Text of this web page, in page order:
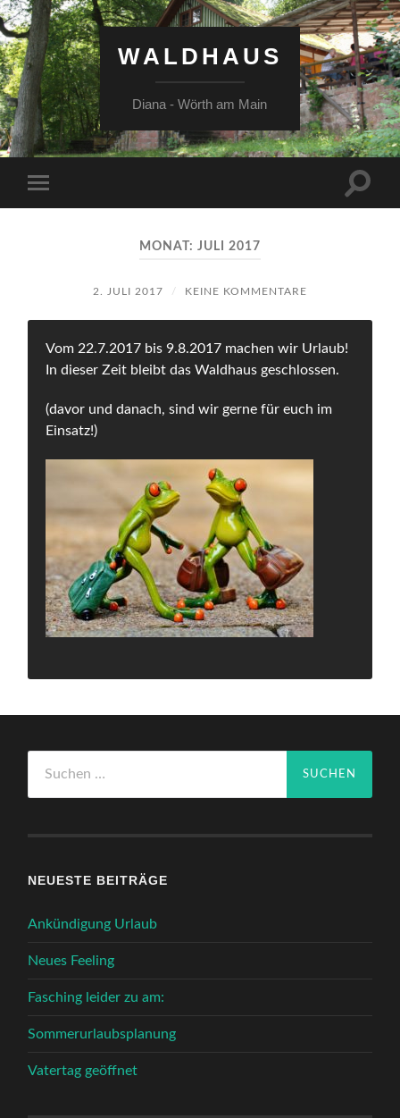
WALDHAUS
Diana - Wörth am Main
Menü
MONAT: JULI 2017
2. JULI 2017 / KEINE KOMMENTARE
Vom 22.7.2017 bis 9.8.2017 machen wir Urlaub!
In dieser Zeit bleibt das Waldhaus geschlossen.
(davor und danach, sind wir gerne für euch im
Einsatz!)
nach:
NEUESTE BEITRÄGE
Ankündigung Urlaub
Neues Feeling
Fasching leider zu am:
Sommerurlaubsplanung
Vatertag geöffnet